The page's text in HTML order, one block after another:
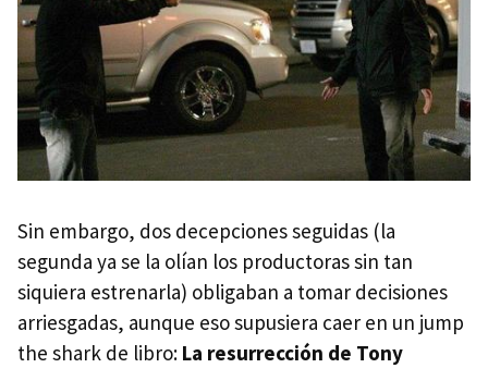
Sin embargo, dos decepciones seguidas (la
segunda ya se la olían los productoras sin tan
siquiera estrenarla) obligaban a tomar decisiones
arriesgadas, aunque eso supusiera caer en un jump
the shark de libro: La resurrección de Tony